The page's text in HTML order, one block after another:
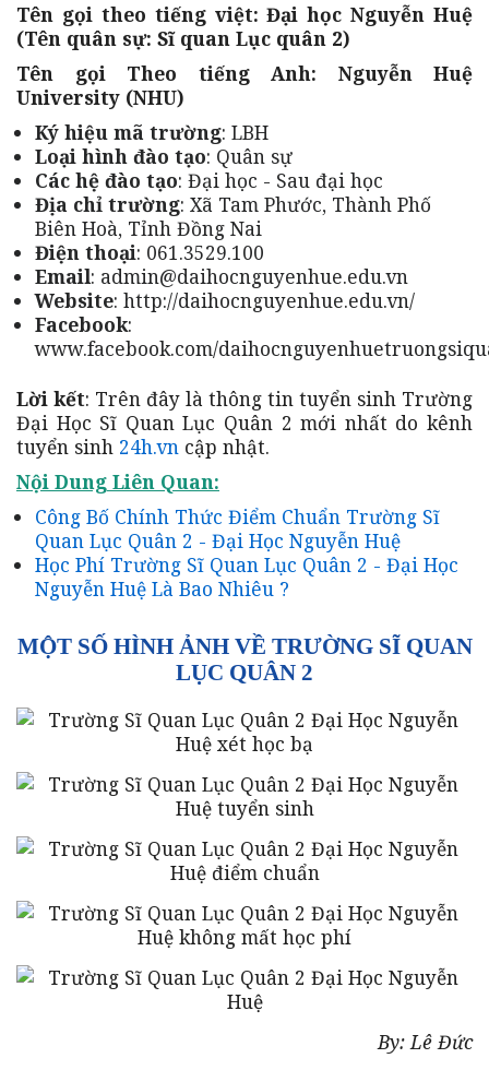
Tên gọi theo tiếng việt: Đại học Nguyễn Huệ
(Tên quân sự: Sĩ quan Lục quân 2)
Tên gọi Theo tiếng Anh: Nguyễn Huệ
University (NHU)
Ký hiệu mã trường: LBH
Loại hình đào tạo: Quân sự
Các hệ đào tạo: Đại học - Sau đại học
Địa chỉ trường: Xã Tam Phước, Thành Phố
Biên Hoà, Tỉnh Đồng Nai
Điện thoại: 061.3529.100
Email: admin@daihocnguyenhue.edu.vn
Website: http://daihocnguyenhue.edu.vn/
Facebook:
www.facebook.com/
Lời kết: Trên đây là thông tin tuyển sinh Trường
Đại Học Sĩ Quan Lục Quân 2 mới nhất do kênh
tuyển sinh 24h.vn cập nhật.
Nội Dung Liên Quan:
Công Bố Chính Thức Điểm Chuẩn Trường Sĩ
Quan Lục Quân 2 - Đại Học Nguyễn Huệ
Học Phí Trường Sĩ Quan Lục Quân 2 - Đại Học
Nguyễn Huệ Là Bao Nhiêu ?
MỘT SỐ HÌNH ẢNH VỀ TRƯỜNG SĨ QUAN
LỤC QUÂN 2
By: Lê Đức